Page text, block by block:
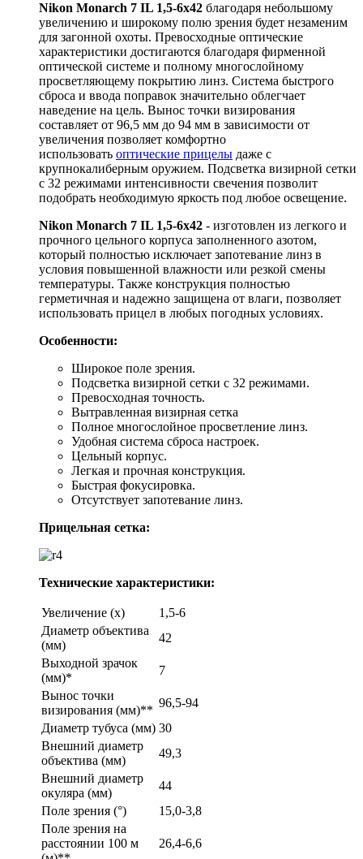
Nikon Monarch 7 IL 1,5-6x42 благодаря небольшому
увеличению и широкому полю зрения будет незаменим
для загонной охоты. Превосходные оптические
характеристики достигаются благодаря фирменной
оптической системе и полному многослойному
просветляющему покрытию линз. Система быстрого
сброса и ввода поправок значительно облегчает
наведение на цель. Вынос точки визирования
составляет от 96,5 мм до 94 мм в зависимости от
увеличения позволяет комфортно
использовать оптические прицелы даже с
крупнокалиберным оружием. Подcветка визирной сетки
с 32 режимами интенсивности свечения позволит
подобрать необходимую яркость под любое освещение.
Nikon Monarch 7 IL 1,5-6x42 - изготовлен из легкого и
прочного цельного корпуса заполненного азотом,
который полностью исключает запотевание линз в
условия повышенной влажности или резкой смены
температуры. Также конструкция полностью
герметичная и надежно защищена от влаги, позволяет
использовать прицел в любых погодных условиях.
Особенности:
Широкое поле зрения.
Подcветка визирной сетки с 32 режимами.
Превосходная точность.
Вытравленная визирная сетка
Полное многослойное просветление линз.
Удобная система сброса настроек.
Цельный корпус.
Легкая и прочная конструкция.
Быстрая фокусировка.
Отсутствует запотевание линз.
Прицельная сетка:
Технические характеристики:
Увеличение (x)
1,5-6
Диаметр объектива
(мм)
42
Выходной зрачок
(мм)*
7
Вынос точки
визирования (мм)**
96,5-94
Диаметр тубуса (мм) 30
Внешний диаметр
объектива (мм)
49,3
Внешний диаметр
окуляра (мм)
44
Поле зрения (°)
15,0-3,8
Поле зрения на
расстоянии 100 м
26,4-6,6